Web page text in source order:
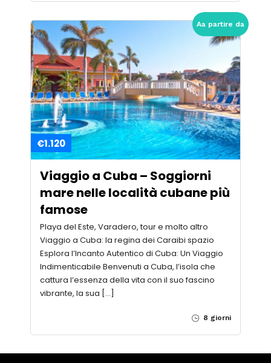
Aa partire da
€1.120
Viaggio a Cuba – Soggiorni
mare nelle località cubane più
famose
Playa del Este, Varadero, tour e molto altro
Viaggio a Cuba: la regina dei Caraibi spazio
Esplora l’Incanto Autentico di Cuba: Un Viaggio
Indimenticabile Benvenuti a Cuba, l’isola che
cattura l’essenza della vita con il suo fascino
vibrante, la sua […]
8 giorni